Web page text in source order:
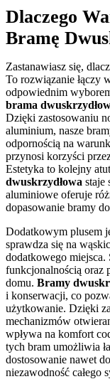
Dlaczego
Bramę
Zastanawiasz się,
To rozwiązanie łączy
odpowiednim
brama
Dzięki zastosowaniu
aluminium, nasze
odpornością na
przynosi korzyści
Estetyka to kolejny
dwuskrzydłowa staje
aluminiowe oferuje
dopasowanie bramy
Dodatkowym plusem
sprawdza się na
dodatkowego
funkcjonalnością oraz
domu. Bramy
i konserwacji, co
użytkowanie. Dzięki
mechanizmów
wpływa na komfort
tych bram umożliwia
dostosowanie nawet
niezawodność całego